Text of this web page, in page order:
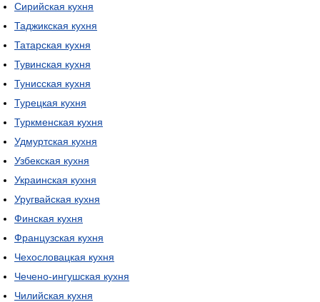
Сирийская кухня
Таджикская кухня
Татарская кухня
Тувинская кухня
Тунисская кухня
Турецкая кухня
Туркменская кухня
Удмуртская кухня
Узбекская кухня
Украинская кухня
Уругвайская кухня
Финская кухня
Французская кухня
Чехословацкая кухня
Чечено-ингушская кухня
Чилийская кухня